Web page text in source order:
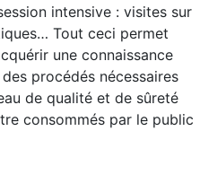
intensive : visites sur
Tout ceci permet
une connaissance
procédés nécessaires
de qualité et de sûreté
consommés par le public